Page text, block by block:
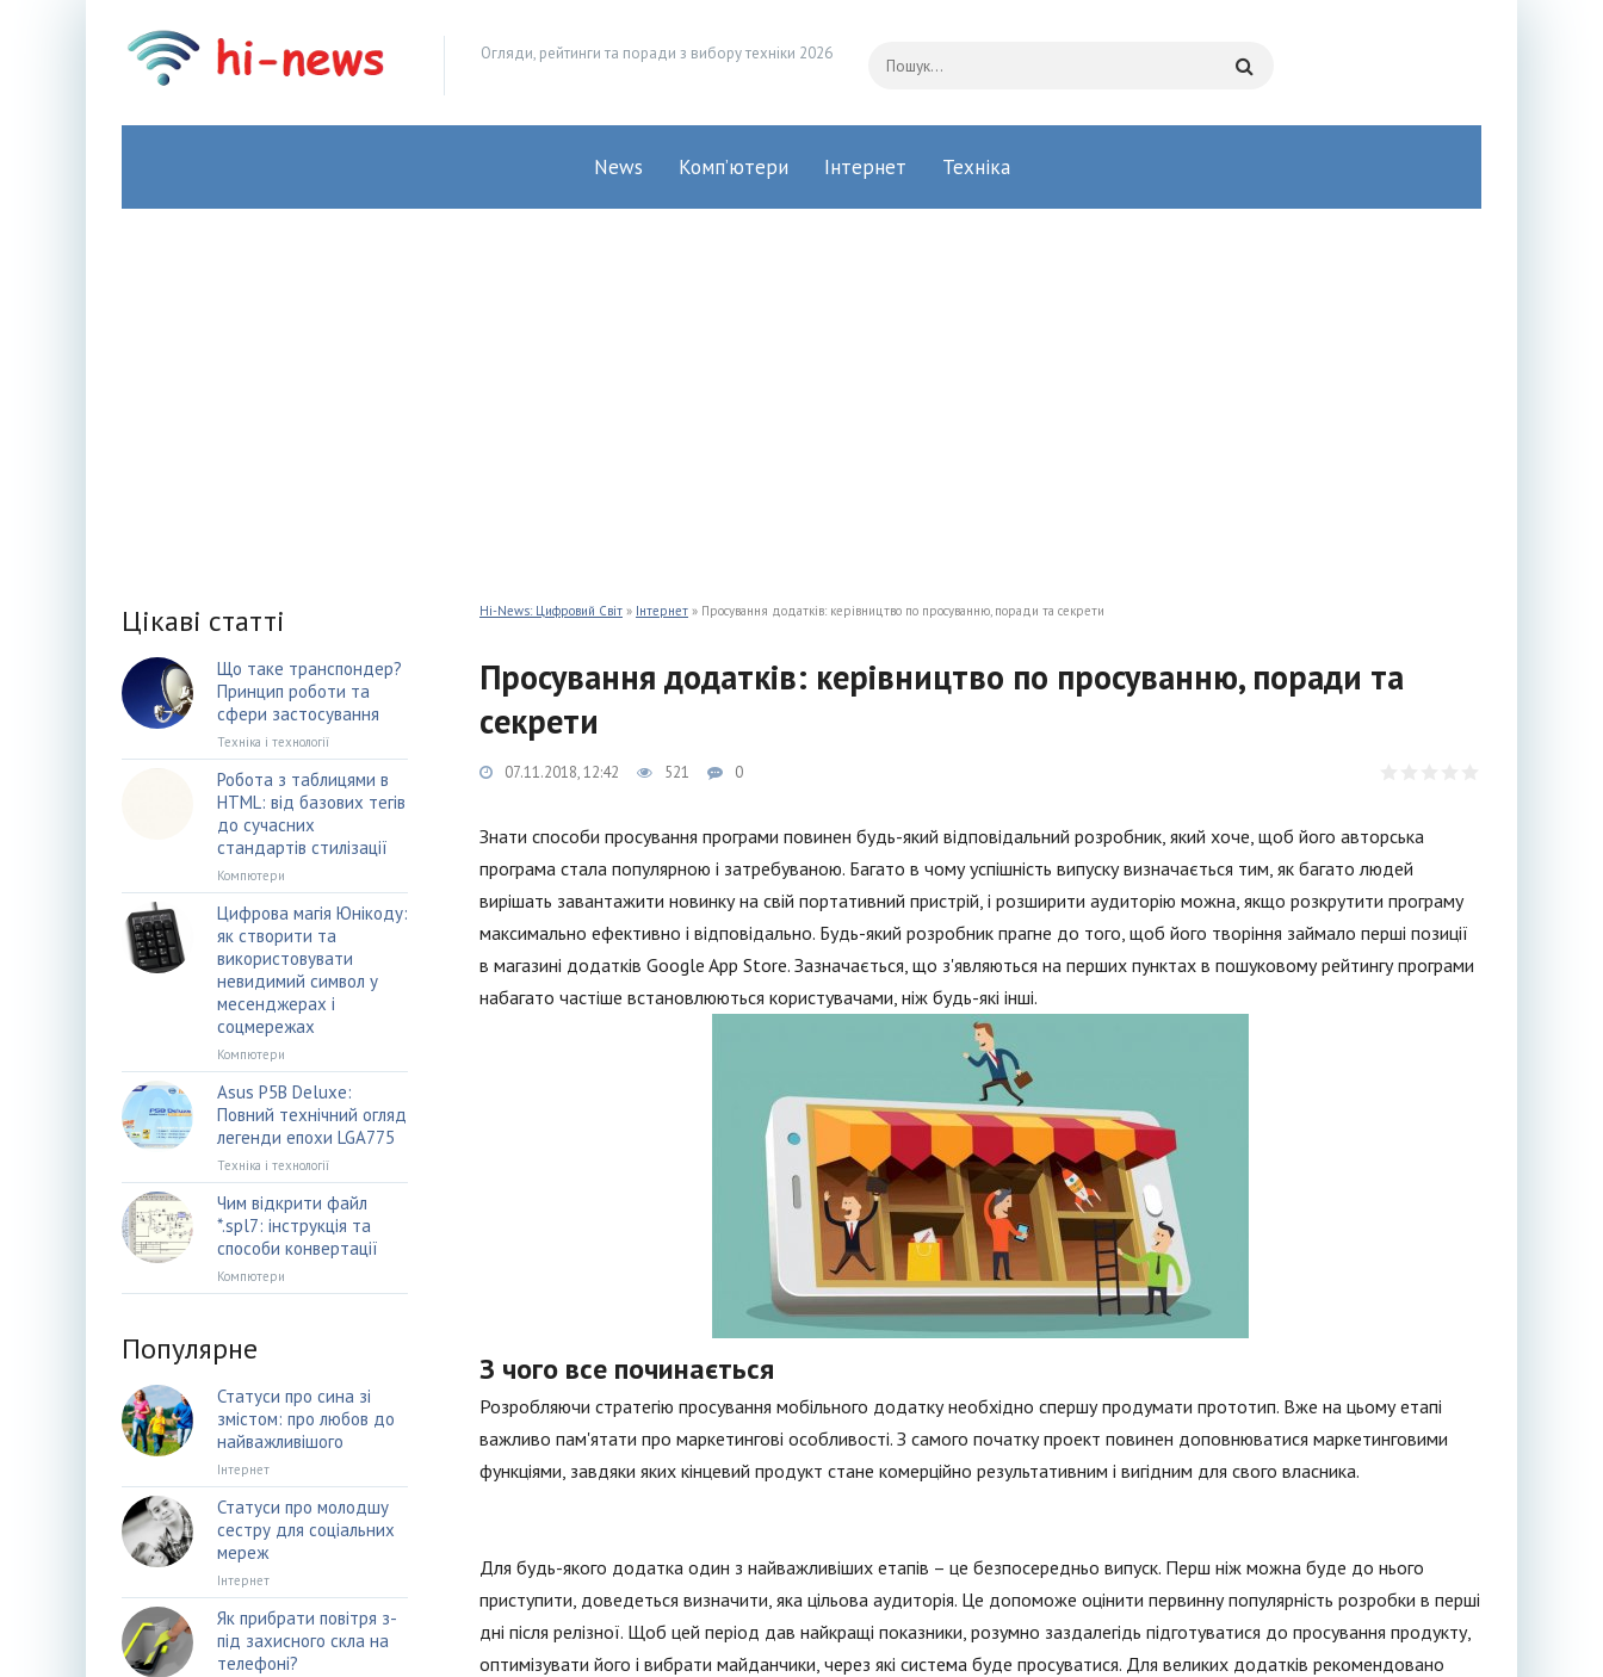
Огляди, рейтинги та поради з вибору техніки 2026
News Комп’ютери Інтернет Техніка
Hi-News: Цифровий Світ » Інтернет » Просування додатків: керівництво по просуванню, поради та секрети
Просування додатків: керівництво по просуванню, поради та
секрети
07.11.2018, 12:42 521 0
Знати способи просування програми повинен будь-який відповідальний розробник, який хоче, щоб його авторська
програма стала популярною і затребуваною. Багато в чому успішність випуску визначається тим, як багато людей
вирішать завантажити новинку на свій портативний пристрій, і розширити аудиторію можна, якщо розкрутити програму
максимально ефективно і відповідально. Будь-який розробник прагне до того, щоб його творіння займало перші позиції
в магазині додатків Google App Store. Зазначається, що з'являються на перших пунктах в пошуковому рейтингу програми
набагато частіше встановлюються користувачами, ніж будь-які інші.
З чого все починається
Розробляючи стратегію просування мобільного додатку необхідно спершу продумати прототип. Вже на цьому етапі
важливо пам'ятати про маркетингові особливості. З самого початку проект повинен доповнюватися маркетинговими
функціями, завдяки яких кінцевий продукт стане комерційно результативним і вигідним для свого власника.
Для будь-якого додатка один з найважливіших етапів – це безпосередньо випуск. Перш ніж можна буде до нього
приступити, доведеться визначити, яка цільова аудиторія. Це допоможе оцінити первинну популярність розробки в перші
дні після релізної. Щоб цей період дав найкращі показники, розумно заздалегідь підготуватися до просування продукту,
оптимізувати його і вибрати майданчики, через які система буде просуватися. Для великих додатків рекомендовано
Цікаві статті
Що таке транспондер?
Принцип роботи та
сфери застосування
Техніка і технології
Робота з таблицями в
HTML: від базових тегів
до сучасних
стандартів стилізації
Компютери
Цифрова магія Юнікоду:
як створити та
використовувати
невидимий символ у
месенджерах і
соцмережах
Компютери
Asus P5B Deluxe:
Повний технічний огляд
легенди епохи LGA775
Техніка і технології
Чим відкрити файл
*.spl7: інструкція та
способи конвертації
Компютери
Популярне
Статуси про сина зі
змістом: про любов до
найважливішого
Інтернет
Статуси про молодшу
сестру для соціальних
мереж
Інтернет
Як прибрати повітря з-
під захисного скла на
телефоні?